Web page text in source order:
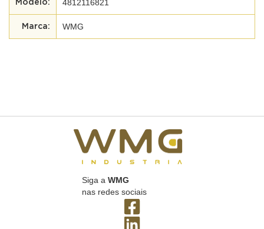
4812116821
WMG
Siga a WMG
nas redes sociais